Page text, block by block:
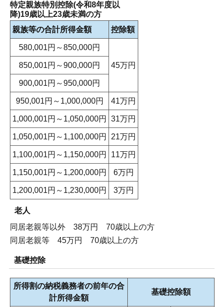
特定親族特別控除(令和8年度以
降)19歳以上23歳未満の方
親族等の合計所得金額
控除額
580,001円～850,000円
45万円
850,001円～900,000円
900,001円～950,000円
950,001円～1,000,000円 41万円
1,000,001円～1,050,000円 31万円
1,050,001円～1,100,000円 21万円
1,100,001円～1,150,000円 11万円
1,150,001円～1,200,000円 6万円
1,200,001円～1,230,000円 3万円
老人
同居老親等以外 38万円 70歳以上の方
同居老親等 45万円 70歳以上の方
基礎控除
所得割の納税義務者の前年の合
計所得金額
基礎控除額